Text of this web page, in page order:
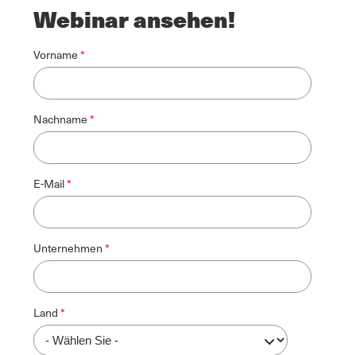
Webinar ansehen!
Vorname
Nachname
E-Mail
Unternehmen
Land